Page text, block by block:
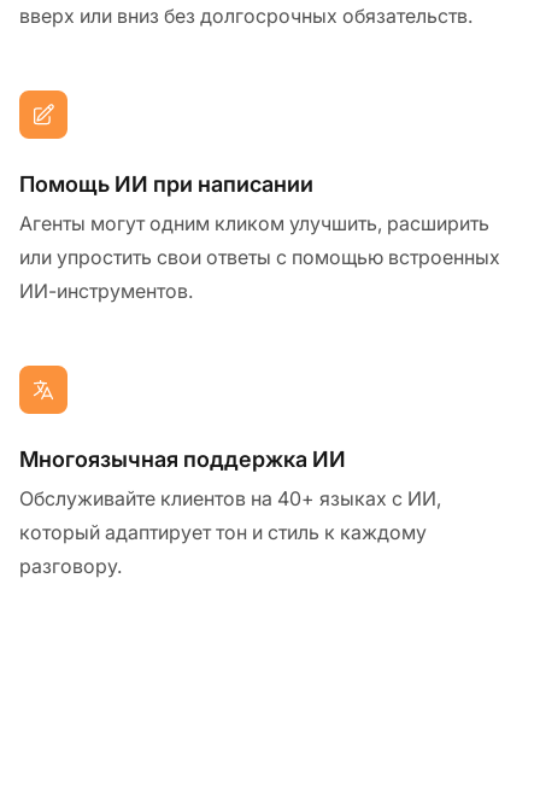
вверх или вниз без долгосрочных обязательств.
Помощь ИИ при написании
Агенты могут одним кликом улучшить, расширить
или упростить свои ответы с помощью встроенных
ИИ-инструментов.
Многоязычная поддержка ИИ
Обслуживайте клиентов на 40+ языках с ИИ,
который адаптирует тон и стиль к каждому
разговору.